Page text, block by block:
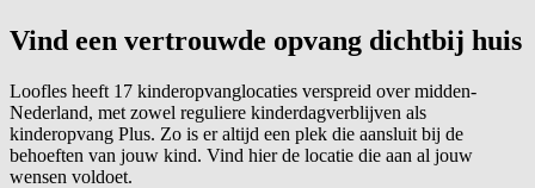
Vind een vertrouwde opvang dichtbij huis
Loofles heeft 17 kinderopvanglocaties verspreid over midden-
Nederland, met zowel reguliere kinderdagverblijven als
kinderopvang Plus. Zo is er altijd een plek die aansluit bij de
behoeften van jouw kind. Vind hier de locatie die aan al jouw
wensen voldoet.